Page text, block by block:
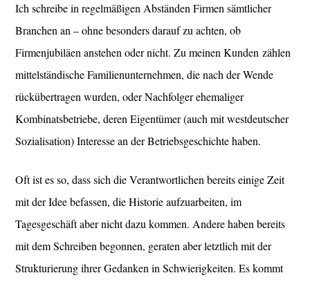
Ich schreibe in regelmäßigen Abständen Firmen sämtlicher
Branchen an – ohne besonders darauf zu achten, ob
Firmenjubiläen anstehen oder nicht. Zu meinen Kunden zählen
mittelständische Familienunternehmen, die nach der Wende
rückübertragen wurden, oder Nachfolger ehemaliger
Kombinatsbetriebe, deren Eigentümer (auch mit westdeutscher
Sozialisation) Interesse an der Betriebsgeschichte haben.
Oft ist es so, dass sich die Verantwortlichen bereits einige Zeit
mit der Idee befassen, die Historie aufzuarbeiten, im
Tagesgeschäft aber nicht dazu kommen. Andere haben bereits
mit dem Schreiben begonnen, geraten aber letztlich mit der
Strukturierung ihrer Gedanken in Schwierigkeiten. Es kommt